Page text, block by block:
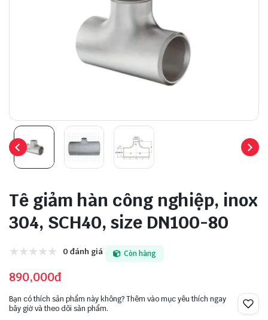
Tê giảm hàn công nghiệp, inox
304, SCH40, size DN100-80
0 đánh giá Còn hàng
890,000đ
Bạn có thích sản phẩm này không? Thêm vào mục yêu thích ngay
bây giờ và theo dõi sản phẩm.